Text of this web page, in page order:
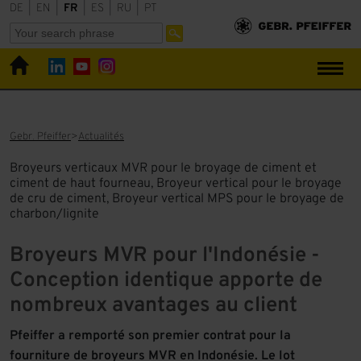
DE EN FR ES RU PT
Gebr. Pfeiffer Actualités
Broyeurs verticaux MVR pour le broyage de ciment et
ciment de haut fourneau, Broyeur vertical pour le broyage
de cru de ciment, Broyeur vertical MPS pour le broyage de
charbon/lignite
Broyeurs MVR pour l'Indonésie -
Conception identique apporte de
nombreux avantages au client
Pfeiffer a remporté son premier contrat pour la
fourniture de broyeurs MVR en Indonésie. Le lot